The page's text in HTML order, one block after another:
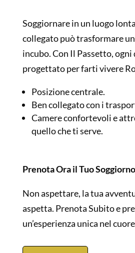
Soggiornare in un luogo
collegato può trasformare
incubo. Con Il Passetto,
progettato per farti vivere
Posizione centrale.
Ben collegato con i
Camere confortevoli e
quello che ti serve.
Prenota Ora il Tuo
Non aspettare, la tua
aspetta. Prenota Subito e
un’esperienza unica nel